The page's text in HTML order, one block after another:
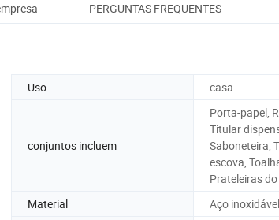
PERGUNTAS FREQUENTES
Uso casa
conjuntos incluem
Porta-papel,
Titular
Saboneteira,
escova,
Prateleiras
Material Aço inoxidável